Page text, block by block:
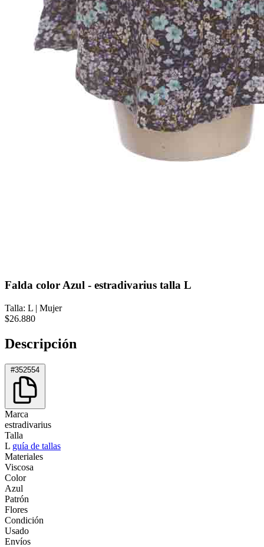
Falda color Azul - estradivarius talla L
Talla: L | Mujer
$26.880
Descripción
#352554
Marca
estradivarius
Talla
L guía de tallas
Materiales
Viscosa
Color
Azul
Patrón
Flores
Condición
Usado
Envíos